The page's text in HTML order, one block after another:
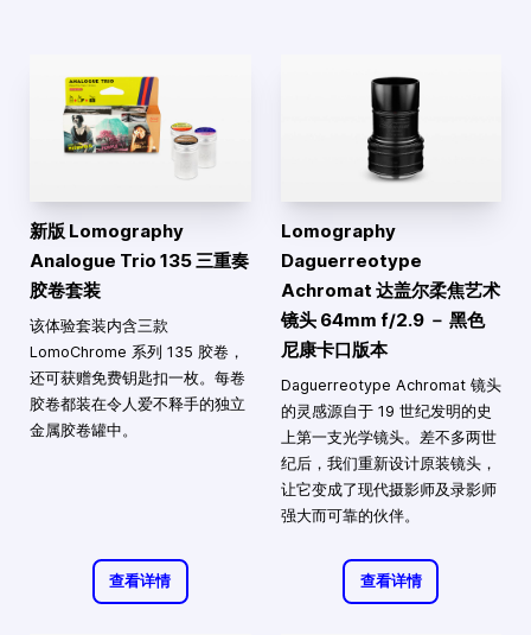
新版 Lomography
Analogue Trio 135 三重奏
胶卷套装
该体验套装内含三款
LomoChrome 系列 135 胶卷，
还可获赠免费钥匙扣一枚。每卷
胶卷都装在令人爱不释手的独立
金属胶卷罐中。
查看详情
Lomography
Daguerreotype
Achromat 达盖尔柔焦艺术
镜头 64mm f/2.9 － 黑色
尼康卡口版本
Daguerreotype Achromat 镜头
的灵感源自于 19 世纪发明的史
上第一支光学镜头。差不多两世
纪后，我们重新设计原装镜头，
让它变成了现代摄影师及录影师
强大而可靠的伙伴。
查看详情